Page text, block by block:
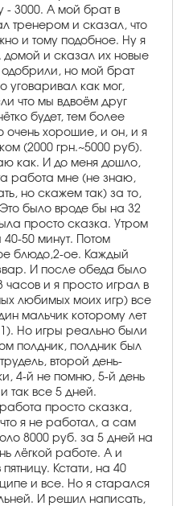
- 3000. А мой брат в
тренером и сказал, что
и тому подобное. Ну я
и сказал их новые
но мой брат
уговаривал как мог,
что мы вдвоём друг
будет, тем более
очень хорошие, и он, и я
(2000 грн.~5000 руб).
как. И до меня дошло,
работа мне (не знаю,
но скажем так) за то,
было вроде бы на 32
просто сказка. Утром
50 минут. Потом
блюдо,2-ое. Каждый
И после обеда было
и я просто играл в
любимых моих игр) все
мальчик которому лет
Но игры реально были
полдник, полдник был
второй день-
4-й не помню, 5-й день
так все 5 дней.
просто сказка,
я не работал, а сам
8000 руб. за 5 дней на
лёгкой работе. А и
Кстати, на 40
и все. Но я старался
И решил написать,